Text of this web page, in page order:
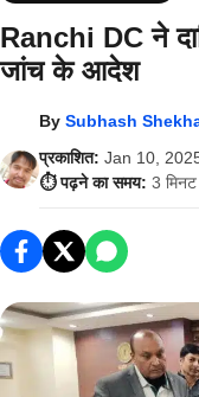
Ranchi DC ने
जांच के आदेश
By Subhash
प्रकाशित: Jan 10,
⏱️ पढ़ने का समय: 3 मिनट